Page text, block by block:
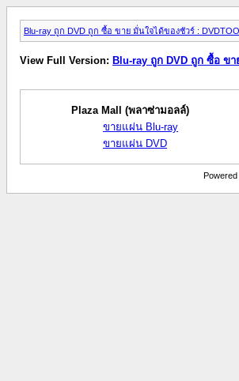
Blu-ray ถูก DVD ถูก ซื้อ ขาย มั่นใจได้ของชัวร์ :
View Full Version: Blu-ray ถูก DVD ถูก ซื้อ ข
Plaza Mall (พลาซ่ามอลล์)
ขายแผ่น Blu-ray
ขายแผ่น DVD